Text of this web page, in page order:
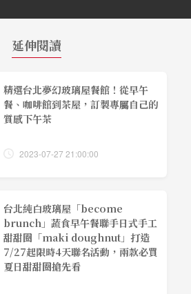
延伸閱讀
精選台北夢幻玻璃屋餐館！從早午
餐、咖啡館到茶屋，訂製專屬自己的
質感下午茶
2023-07-27 21:00:00
台北純白玻璃屋「become
brunch」蔬食早午餐聯手日式手工
甜甜圈「maki doughnut」打造
7/27起限時4天聯名活動，兩款必買
夏日甜甜圈搶先看